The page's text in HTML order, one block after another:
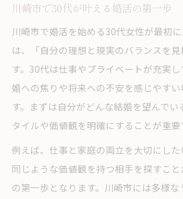
婚活で理想の相手に出会うた
川崎市ならではの婚活テクニ
マッチングアプリ活用術で婚
婚活イベントで自分らしさを
仕事と両立できる新しい婚活方法
忙しい30代に最適な婚活の進
婚活とキャリアを両立する工
婚活の時間を上手に作る生活
川崎市で30代が叶える婚活の第一歩
川崎市で婚活を始める30代女性が最初
は、「自分の理想と現実のバランスを
す。30代は仕事やプライベートが充実
婚への焦りや将来への不安を感じやす
す。まずは自分がどんな結婚を望んでい
タイルや価値観を明確にすることが重要
例えば、仕事と家庭の両立を大切にした
同じような価値観を持つ相手を探すこ
の第一歩となります。川崎市には多様な